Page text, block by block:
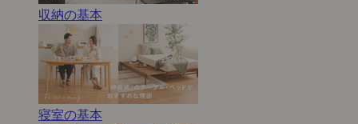
収納の基本
寝室の基本